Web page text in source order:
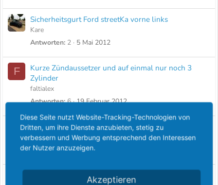
Sicherheitsgurt Ford streetKa vorne links
Kare
Antworten 2 5 Mai 2012
F
Kurze Zündaussetzer und auf einmal nur noch 3
Zylinder
faltialex
Antworten 6 19 Februar 2012
Motorsteuerung leuchtet nach Nässe !!
Hannemann
Antworten 1 30 November 2011
Größe der Lautsprecher hinten
Diese Seite nutzt Website-Tracking-Technologien von
Dritten, um ihre Dienste anzubieten, stetig zu
verbessern und Werbung entsprechend den Interessen
der Nutzer anzuzeigen.
Akzeptieren